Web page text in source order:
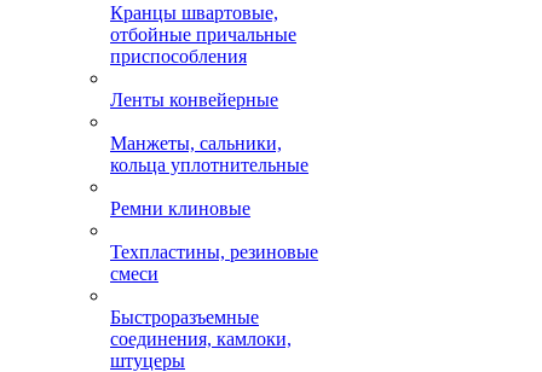
Кранцы швартовые,
отбойные причальные
приспособления
Ленты конвейерные
Манжеты, сальники,
кольца уплотнительные
Ремни клиновые
Техпластины, резиновые
смеси
Быстроразъемные
соединения, камлоки,
штуцеры